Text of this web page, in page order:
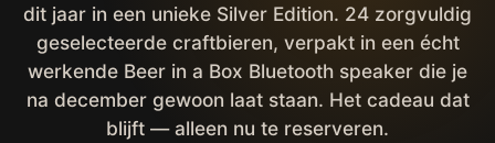
dit jaar in een unieke Silver Edition. 24 zorgvuldig
geselecteerde craftbieren, verpakt in een écht
werkende Beer in a Box Bluetooth speaker die je
na december gewoon laat staan. Het cadeau dat
blijft — alleen nu te reserveren.